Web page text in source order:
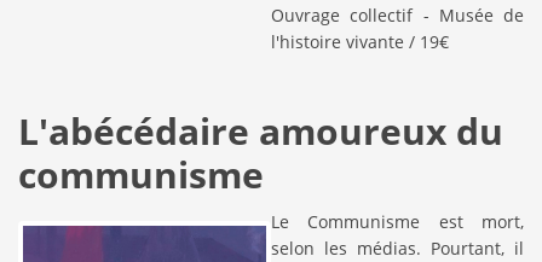
Ouvrage collectif - Musée de
l'histoire vivante / 19€
L'abécédaire amoureux du
communisme
Le Communisme est mort,
selon les médias. Pourtant, il